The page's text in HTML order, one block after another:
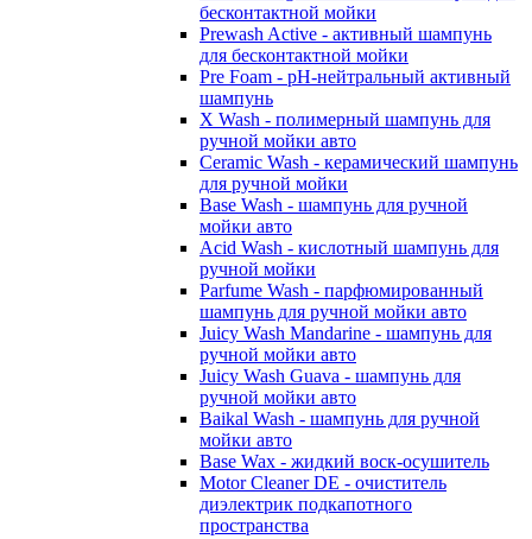
бесконтактной мойки
Prewash Active - активный шампунь
для бесконтактной мойки
Pre Foam - pH-нейтральный активный
шампунь
X Wash - полимерный шампунь для
ручной мойки авто
Ceramic Wash - керамический шампунь
для ручной мойки
Base Wash - шампунь для ручной
мойки авто
Acid Wash - кислотный шампунь для
ручной мойки
Parfume Wash - парфюмированный
шампунь для ручной мойки авто
Juicy Wash Mandarine - шампунь для
ручной мойки авто
Juicy Wash Guava - шампунь для
ручной мойки авто
Baikal Wash - шампунь для ручной
мойки авто
Base Wax - жидкий воск-осушитель
Motor Cleaner DE - очиститель
диэлектрик подкапотного
пространства